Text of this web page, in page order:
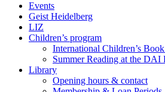
Events
Geist Heidelberg
LIZ
Children’s program
International Children’s
Summer Reading at the DAI
Library
Opening hours & contact